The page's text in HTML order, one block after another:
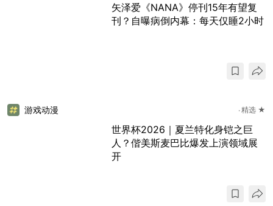
矢泽爱《NANA》停刊15年有望复
刊？自曝病倒内幕：每天仅睡2小时
游戏动漫 精选 ★
世界杯2026｜夏兰特化身铠之巨
人？偕美斯麦巴比爆发上演领域展
开